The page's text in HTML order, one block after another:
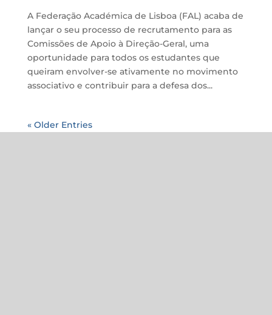
A Federação Académica de Lisboa (FAL) acaba de
lançar o seu processo de recrutamento para as
Comissões de Apoio à Direção-Geral, uma
oportunidade para todos os estudantes que
queiram envolver-se ativamente no movimento
associativo e contribuir para a defesa dos...
« Older Entries